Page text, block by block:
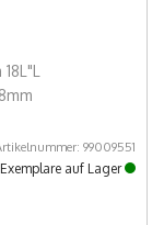
99009551
auf Lager